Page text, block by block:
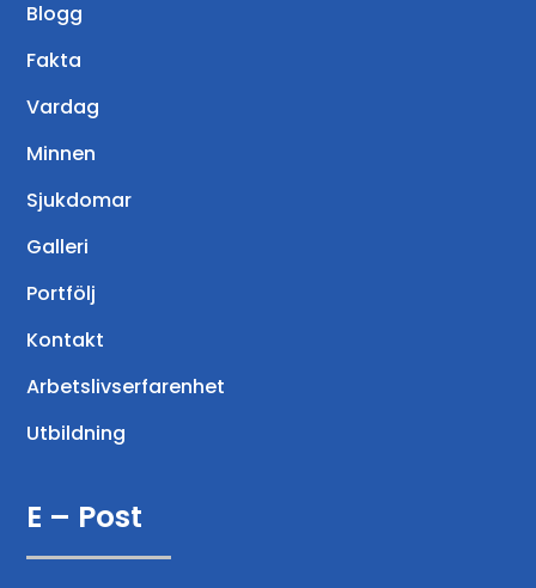
Blogg
Fakta
Vardag
Minnen
Sjukdomar
Galleri
Portfölj
Kontakt
Arbetslivserfarenhet
Utbildning
E – Post